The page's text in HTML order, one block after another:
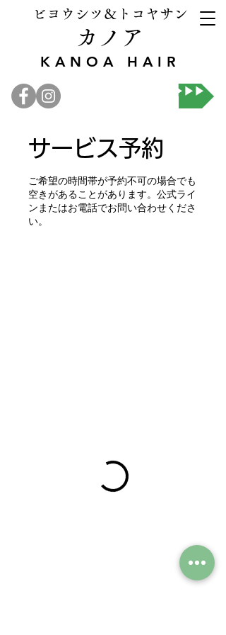
ビヨウシツ＆トコヤサン
カノア
KANOA HAIR
オンライン予約▶▶▶
サービス予約
ご希望の時間帯が予約不可の場合でも
空きがあることがあります。公式ライ
ンまたはお電話でお問い合わせくださ
い。